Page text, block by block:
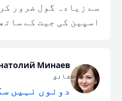
سے زیادہ گول ضرور
اسپین کی جیت کے ساتھ ٹوٹل >1.5
Минаев
شائق
دونوں نہیں